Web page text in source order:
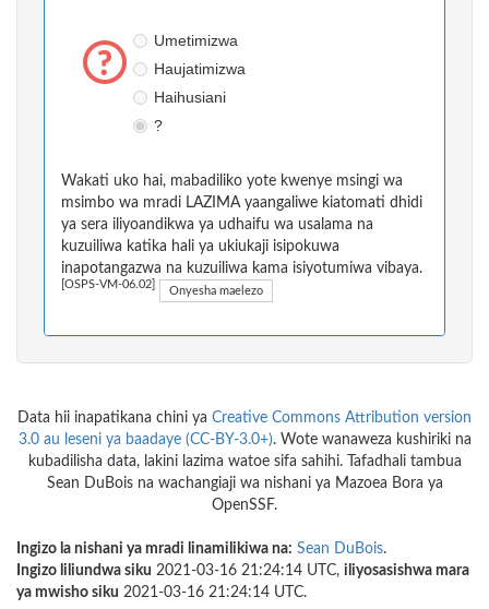
Umetimizwa
Haujatimizwa
Haihusiani
?
Wakati uko hai, mabadiliko yote kwenye msingi wa
msimbo wa mradi LAZIMA yaangaliwe kiatomati dhidi
ya sera iliyoandikwa ya udhaifu wa usalama na
kuzuiliwa katika hali ya ukiukaji isipokuwa
inapotangazwa na kuzuiliwa kama isiyotumiwa vibaya.
[OSPS-VM-06.02] Onyesha maelezo
Data hii inapatikana chini ya Creative Commons Attribution version
3.0 au leseni ya baadaye (CC-BY-3.0+). Wote wanaweza kushiriki na
kubadilisha data, lakini lazima watoe sifa sahihi. Tafadhali tambua
Sean DuBois na wachangiaji wa nishani ya Mazoea Bora ya
OpenSSF.
Ingizo la nishani ya mradi linamilikiwa na: Sean DuBois.
Ingizo liliundwa siku 2021-03-16 21:24:14 UTC, iliyosasishwa mara
ya mwisho siku 2021-03-16 21:24:14 UTC.